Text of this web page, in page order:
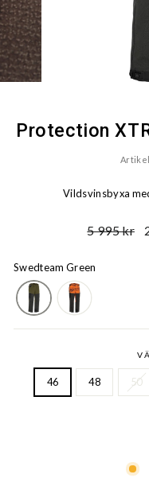
Protection
Vildsvinsbyxa
Ord.
5 995 kr
Swedteam Green
46 48 50